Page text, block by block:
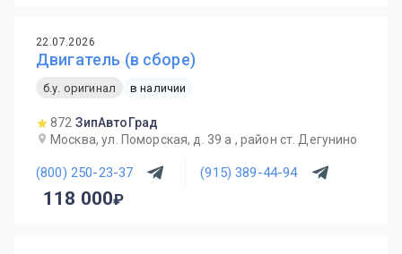
22.07.2026
Двигатель (в сборе)
б.у. оригинал в наличии
872 ЗипАвтоГрад
Москва, ул. Поморская, д. 39 а , район ст. Дегунино
(800) 250-23-37 (915) 389-44-94
118 000